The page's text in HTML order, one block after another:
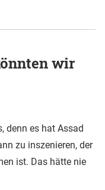
wir
denn es hat Assad
zu inszenieren, der
ist. Das hätte nie